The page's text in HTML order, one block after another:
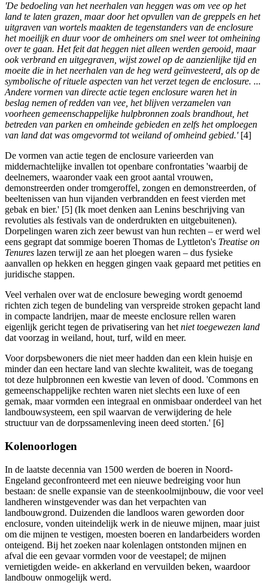
'De bedoeling van het neerhalen van heggen was om vee op het
land te laten grazen, maar door het opvullen van de greppels en het
uitgraven van wortels maakten de tegenstanders van de enclosure
het moeilijk en duur voor de omheiners om snel weer tot omheining
over te gaan. Het feit dat heggen niet alleen werden gerooid, maar
ook verbrand en uitgegraven, wijst zowel op de aanzienlijke tijd en
moeite die in het neerhalen van de heg werd geïnvesteerd, als op de
symbolische of rituele aspecten van het verzet tegen de enclosure. ...
Andere vormen van directe actie tegen enclosure waren het in
beslag nemen of redden van vee, het blijven verzamelen van
voorheen gemeenschappelijke hulpbronnen zoals brandhout, het
betreden van parken en omheinde gebieden en zelfs het omploegen
van land dat was omgevormd tot weiland of omheind gebied.' [4]
De vormen van actie tegen de enclosure varieerden van
middernachtelijke invallen tot openbare confrontaties 'waarbij de
deelnemers, waaronder vaak een groot aantal vrouwen,
demonstreerden onder tromgeroffel, zongen en demonstreerden, of
beeltenissen van hun vijanden verbrandden en feest vierden met
gebak en bier.' [5] (Ik moet denken aan Lenins beschrijving van
revoluties als festivals van de onderdrukten en uitgebuitenen).
Dorpelingen waren zich zeer bewust van hun rechten – er werd wel
eens gegrapt dat sommige boeren Thomas de Lyttleton's Treatise on
Tenures lazen terwijl ze aan het ploegen waren – dus fysieke
aanvallen op hekken en heggen gingen vaak gepaard met petities en
juridische stappen.
Veel verhalen over wat de enclosure beweging wordt genoemd
richten zich tegen de bundeling van verspreide stroken gepacht land
in compacte landrijen, maar de meeste enclosure rellen waren
eigenlijk gericht tegen de privatisering van het niet toegewezen land
dat voorzag in weiland, hout, turf, wild en meer.
Voor dorpsbewoners die niet meer hadden dan een klein huisje en
minder dan een hectare land van slechte kwaliteit, was de toegang
tot deze hulpbronnen een kwestie van leven of dood. 'Commons en
gemeenschappelijke rechten waren niet slechts een luxe of een
gemak, maar vormden een integraal en onmisbaar onderdeel van het
landbouwsysteem, een spil waarvan de verwijdering de hele
structuur van de dorpssamenleving ineen deed storten.' [6]
Kolenoorlogen
In de laatste decennia van 1500 werden de boeren in Noord-
Engeland geconfronteerd met een nieuwe bedreiging voor hun
bestaan: de snelle expansie van de steenkoolmijnbouw, die voor veel
landheren winstgevender was dan het verpachten van
landbouwgrond. Duizenden die landloos waren geworden door
enclosure, vonden uiteindelijk werk in de nieuwe mijnen, maar juist
om die mijnen te vestigen, moesten boeren en landarbeiders worden
onteigend. Bij het zoeken naar kolenlagen ontstonden mijnen en
afval die een gevaar vormden voor de veestapel; de mijnen
vernietigden weide- en akkerland en vervuilden beken, waardoor
landbouw onmogelijk werd.